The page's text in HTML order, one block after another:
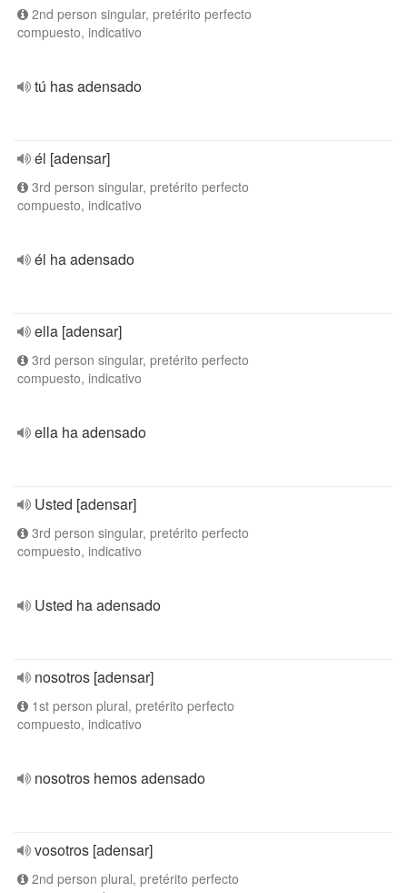
2nd person singular, pretérito perfecto
compuesto, indicativo
tú has adensado
él [adensar]
3rd person singular, pretérito perfecto
compuesto, indicativo
él ha adensado
ella [adensar]
3rd person singular, pretérito perfecto
compuesto, indicativo
ella ha adensado
Usted [adensar]
3rd person singular, pretérito perfecto
compuesto, indicativo
Usted ha adensado
nosotros [adensar]
1st person plural, pretérito perfecto
compuesto, indicativo
nosotros hemos adensado
vosotros [adensar]
2nd person plural, pretérito perfecto